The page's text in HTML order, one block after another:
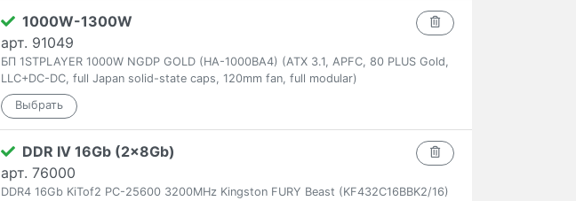
1000W-1300W
арт. 91049
БП 1STPLAYER 1000W NGDP GOLD (HA-1000BA4) (ATX 3.1, APFC, 80 PLUS Gold,
LLC+DC-DC, full Japan solid-state caps, 120mm fan, full modular)
DDR IV 16Gb (2x8Gb)
арт. 76000
DDR4 16Gb KiTof2 PC-25600 3200MHz Kingston FURY Beast (KF432C16BBK2/16)